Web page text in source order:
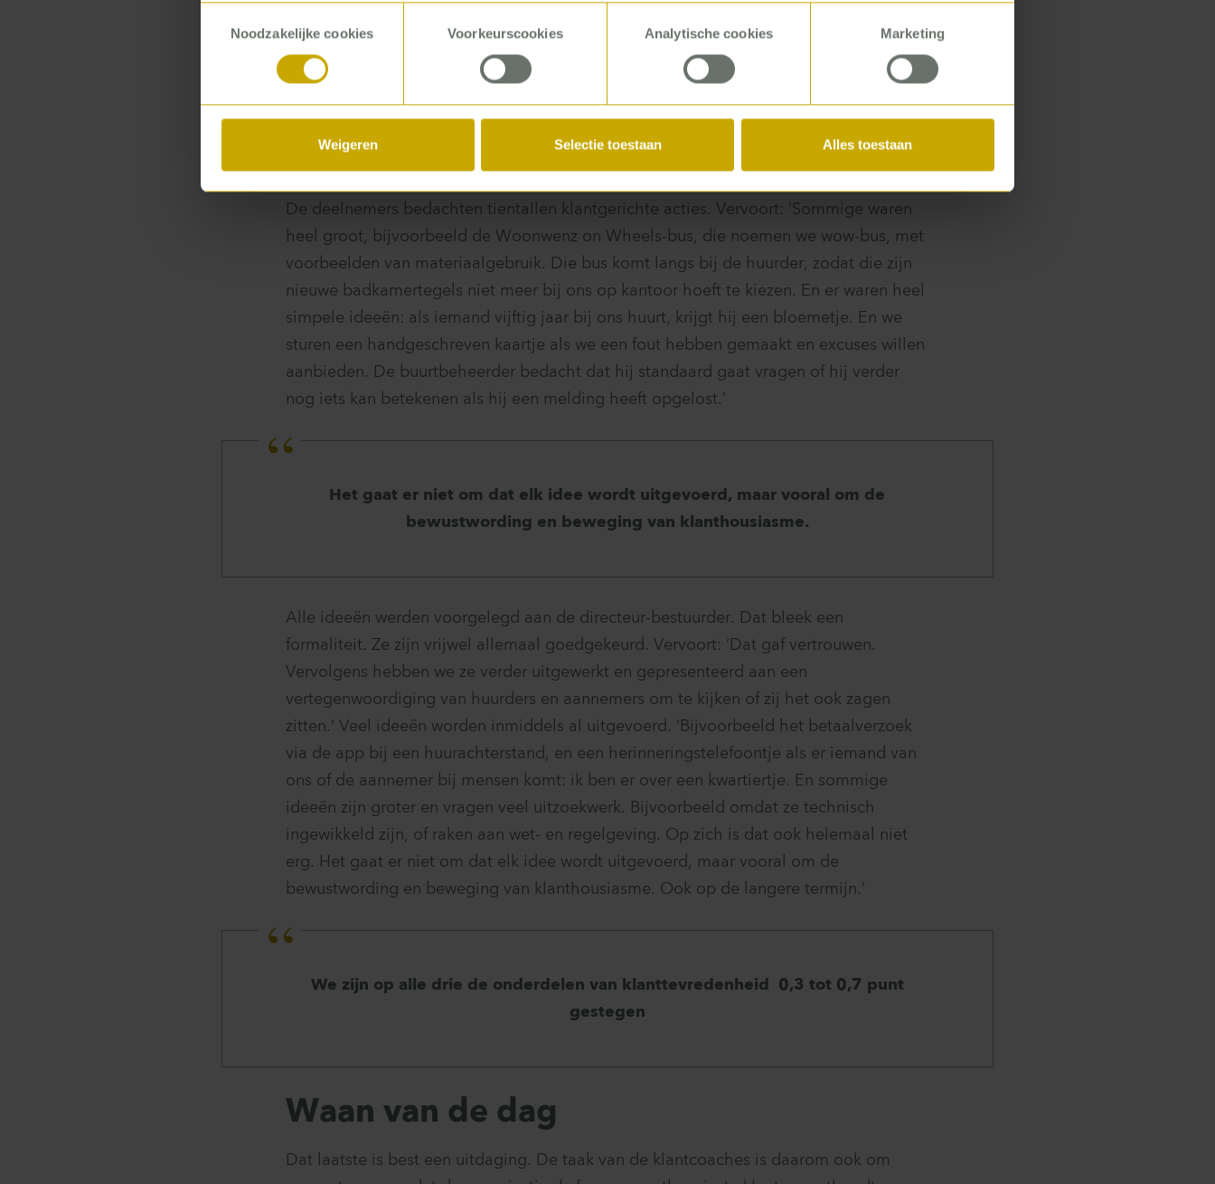
Noodzakelijke cookies
Voorkeurscookies Analytische cookies Marketing
Weigeren Selectie toestaan Alles toestaan
Terwijl mijn collega van leefbaarheid ziet hoe het tien jaar ná de oplevering in een
wijk gaat. Hebben jongeren dan een plek? Zo krijg je samen een heel goed overzicht.’
Van bus tot appje
De deelnemers bedachten tientallen klantgerichte acties. Vervoort: ‘Sommige waren
heel groot, bijvoorbeeld de Woonwenz on Wheels-bus, die noemen we wow-bus, met
voorbeelden van materiaalgebruik. Die bus komt langs bij de huurder, zodat die zijn
nieuwe badkamertegels niet meer bij ons op kantoor hoeft te kiezen. En er waren heel
simpele ideeën: als iemand vijftig jaar bij ons huurt, krijgt hij een bloemetje. En we
sturen een handgeschreven kaartje als we een fout hebben gemaakt en excuses willen
aanbieden. De buurtbeheerder bedacht dat hij standaard gaat vragen of hij verder
nog iets kan betekenen als hij een melding heeft opgelost.’
Het gaat er niet om dat elk idee wordt uitgevoerd, maar vooral om de
bewustwording en beweging van klanthousiasme.
Alle ideeën werden voorgelegd aan de directeur-bestuurder. Dat bleek een
formaliteit. Ze zijn vrijwel allemaal goedgekeurd. Vervoort: ‘Dat gaf vertrouwen.
Vervolgens hebben we ze verder uitgewerkt en gepresenteerd aan een
vertegenwoordiging van huurders en aannemers om te kijken of zij het ook zagen
zitten.’ Veel ideeën worden inmiddels al uitgevoerd. ‘Bijvoorbeeld het betaalverzoek
via de app bij een huurachterstand, en een herinneringstelefoontje als er iemand van
ons of de aannemer bij mensen komt: ik ben er over een kwartiertje. En sommige
ideeën zijn groter en vragen veel uitzoekwerk. Bijvoorbeeld omdat ze technisch
ingewikkeld zijn, of raken aan wet- en regelgeving. Op zich is dat ook helemaal niet
erg. Het gaat er niet om dat elk idee wordt uitgevoerd, maar vooral om de
bewustwording en beweging van klanthousiasme. Ook op de langere termijn.’
We zijn op alle drie de onderdelen van klanttevredenheid 0,3 tot 0,7 punt
gestegen
Waan van de dag
Dat laatste is best een uitdaging. De taak van de klantcoaches is daarom ook om